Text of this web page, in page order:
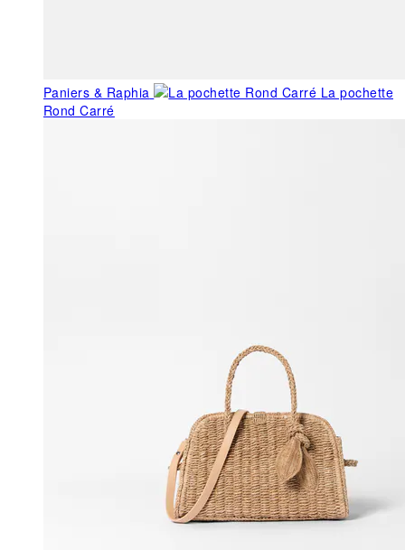
Paniers & Raphia
La pochette
Rond Carré